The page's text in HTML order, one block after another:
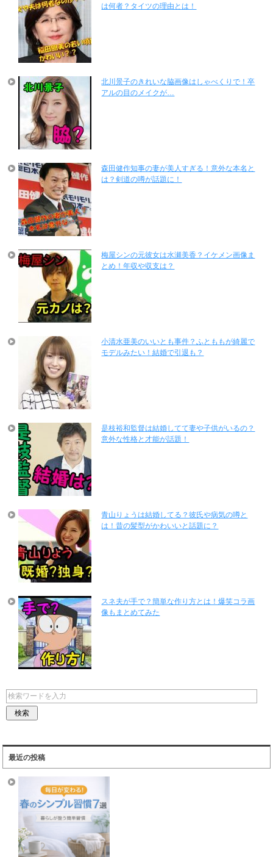
は何者？タイツの理由とは！
北川景子のきれいな脇画像はしゃべくりで！卒
アルの目のメイクが…
森田健作知事の妻が美人すぎる！意外な本名と
は？剣道の噂が話題に！
梅屋シンの元彼女は水瀬美香？イケメン画像ま
とめ！年収や収支は？
小清水亜美のいいとも事件？ふとももが綺麗で
モデルみたい！結婚で引退も？
是枝裕和監督は結婚してて妻や子供がいるの？
意外な性格と才能が話題！
青山りょうは結婚してる？彼氏や病気の噂と
は！昔の髪型がかわいいと話題に？
スネ夫が手で？簡単な作り方とは！爆笑コラ画
像もまとめてみた
最近の投稿